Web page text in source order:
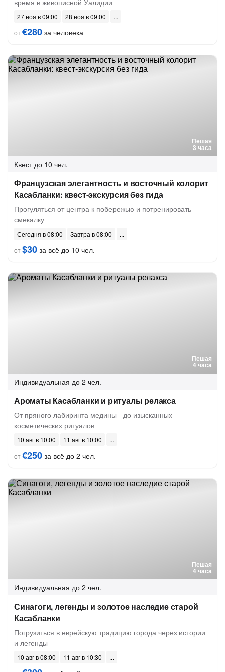
время в живописной Уалидии
27 ноя в 09:00
28 ноя в 09:00
от€280 за человека
Пешая
3 часа
Квест до 10 чел.
Французская элегантность и восточный колорит
Касабланки: квест-экскурсия без гида
Прогуляться от центра к побережью и потренировать
смекалку
Сегодня в 08:00
Завтра в 08:00
от$30 за всё до 10 чел.
Пешая
4 часа
Индивидуальная до 2 чел.
Ароматы Касабланки и ритуалы релакса
От пряного лабиринта медины - до изысканных
косметических ритуалов
10 авг в 10:00
11 авг в 10:00
от€250 за всё до 2 чел.
Пешая
4 часа
Индивидуальная до 2 чел.
Синагоги, легенды и золотое наследие старой
Касабланки
Погрузиться в еврейскую традицию города через истории
и легенды
10 авг в 08:00
11 авг в 10:30